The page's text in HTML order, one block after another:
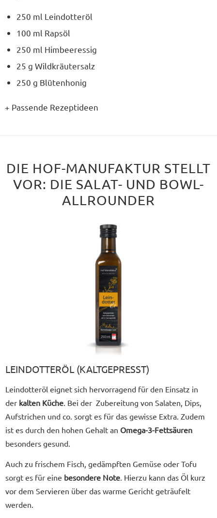
250 ml Leindotteröl
100 ml Rapsöl
250 ml Himbeeressig
25 g Wildkräutersalz
250 g Blütenhonig
+ Passende Rezeptideen
DIE HOF-MANUFAKTUR STELLT
VOR: DIE SALAT- UND BOWL-
ALLROUNDER
LEINDOTTERÖL (KALTGEPRESST)
Leindotteröl eignet sich hervorragend für den Einsatz in
der kalten Küche . Bei der Zubereitung von Salaten, Dips,
Aufstrichen und co. sorgt es für das gewisse Extra. Zudem
ist es durch den hohen Gehalt an Omega-3-Fettsäuren
besonders gesund.
Auch zu frischem Fisch, gedämpften Gemüse oder Tofu
sorgt es für eine besondere Note. Hierzu kann das Öl kurz
vor dem Servieren über das warme Gericht geträufelt
werden.